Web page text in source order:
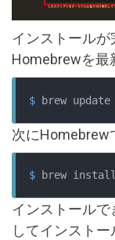
インストール
Homebrewを最
$ brew update
次にHomebrew
$ brew
インストール
してインストー